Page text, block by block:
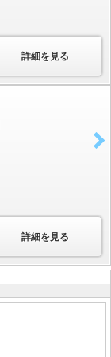
詳細を見る
詳細を見る